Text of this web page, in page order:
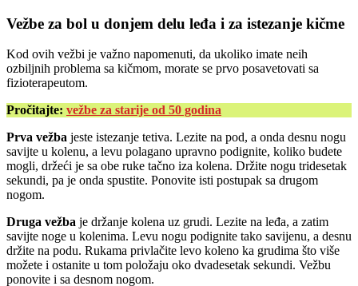
Vežbe za bol u donjem delu leđa i za istezanje kičme
Kod ovih vežbi je važno napomenuti, da ukoliko imate neih
ozbiljnih problema sa kičmom, morate se prvo posavetovati sa
fizioterapeutom.
Pročitajte: vežbe za starije od 50 godina
Prva vežba jeste istezanje tetiva. Lezite na pod, a onda desnu nogu
savijte u kolenu, a levu polagano upravno podignite, koliko budete
mogli, držeći je sa obe ruke tačno iza kolena. Držite nogu tridesetak
sekundi, pa je onda spustite. Ponovite isti postupak sa drugom
nogom.
Druga vežba je držanje kolena uz grudi. Lezite na leđa, a zatim
savijte noge u kolenima. Levu nogu podignite tako savijenu, a desnu
držite na podu. Rukama privlačite levo koleno ka grudima što više
možete i ostanite u tom položaju oko dvadesetak sekundi. Vežbu
ponovite i sa desnom nogom.